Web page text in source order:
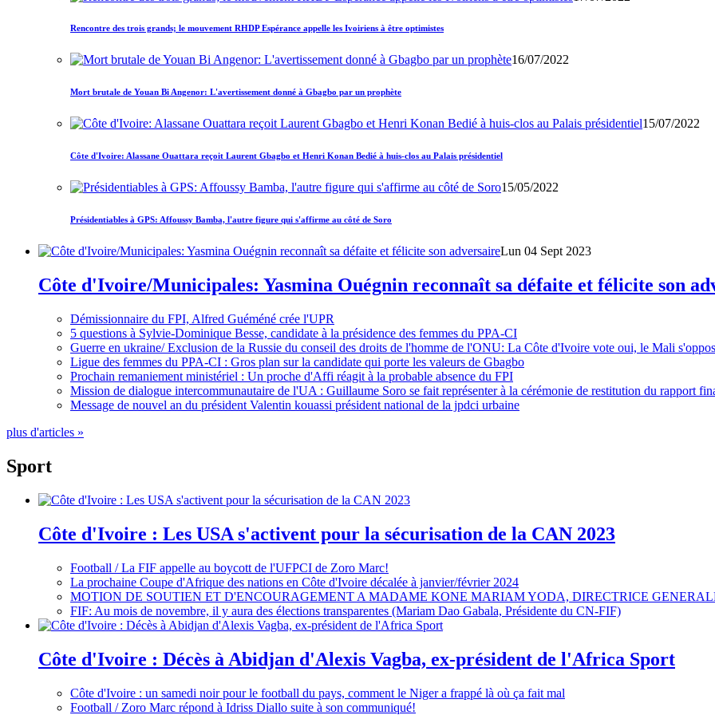
Rencontre des trois grands; le mouvement RHDP Espérance appelle les Ivoiriens à être optimistes
16/07/2022
Mort brutale de Youan Bi Angenor: L'avertissement donné à Gbagbo par un prophète
15/07/2022
Côte d'Ivoire: Alassane Ouattara reçoit Laurent Gbagbo et Henri Konan Bedié à huis-clos au Palais présidentiel
15/05/2022
Présidentiables à GPS: Affoussy Bamba, l'autre figure qui s'affirme au côté de Soro
Lun 04 Sept 2023
Côte d'Ivoire/Municipales: Yasmina Ouégnin reconnaît sa défaite et félicite son
Démissionnaire du FPI, Alfred Guéméné crée l'UPR
5 questions à Sylvie-Dominique Besse, candidate à la présidence des femmes du PPA-CI
Guerre en ukraine/ Exclusion de la Russie du conseil des droits de l'homme de l'ONU: La Côte d'Ivoire vote oui, le Mali
Ligue des femmes du PPA-CI : Gros plan sur la candidate qui porte les valeurs de Gbagbo
Prochain remaniement ministériel : Un proche d'Affi réagit à la probable absence du FPI
Mission de dialogue intercommunautaire de l'UA : Guillaume Soro se fait représenter à la cérémonie de restitution du rapport
Message de nouvel an du président Valentin kouassi président national de la jpdci urbaine
plus d'articles »
Sport
Côte d'Ivoire : Les USA s'activent pour la sécurisation de la CAN 2023
Football / La FIF appelle au boycott de l'UFPCI de Zoro Marc!
La prochaine Coupe d'Afrique des nations en Côte d'Ivoire décalée à janvier/février 2024
MOTION DE SOUTIEN ET D'ENCOURAGEMENT A MADAME KONE MARIAM YODA, DIRECTRICE
FIF: Au mois de novembre, il y aura des élections transparentes (Mariam Dao Gabala, Présidente du CN-FIF)
Côte d'Ivoire : Décès à Abidjan d'Alexis Vagba, ex-président de l'Africa Sport
Côte d'Ivoire : un samedi noir pour le football du pays, comment le Niger a frappé là où ça fait mal
Football / Zoro Marc répond à Idriss Diallo suite à son communiqué!